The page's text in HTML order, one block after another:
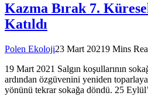
Kazma Bırak 7.
Katıldı
Polen Ekoloji23 Mart 20219 Mins
19 Mart 2021 Salgın koşullarının
ardından özgüvenini yeniden
yönünü tekrar sokağa döndü. 25